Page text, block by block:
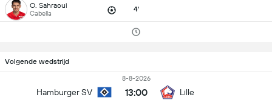
O. Sahraoui
Cabella 4'
Volgende wedstrijd
Hamburger SV
8-8-2026
13:00 Lille